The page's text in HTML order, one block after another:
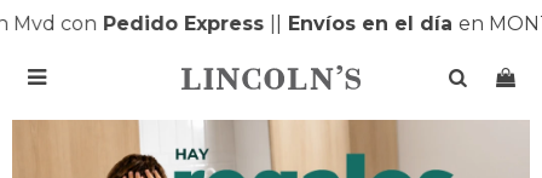
conPedido Express|| Envíos en el díaen
